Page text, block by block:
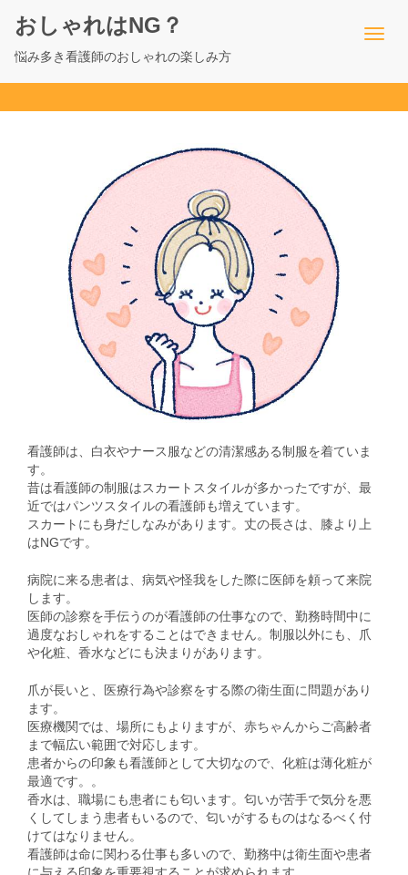
おしゃれはNG？
悩み多き看護師のおしゃれの楽しみ方
看護師は、白衣やナース服などの清潔感ある制服を着ていま
す。
昔は看護師の制服はスカートスタイルが多かったですが、最
近ではパンツスタイルの看護師も増えています。
スカートにも身だしなみがあります。丈の長さは、膝より上
はNGです。
病院に来る患者は、病気や怪我をした際に医師を頼って来院
します。
医師の診察を手伝うのが看護師の仕事なので、勤務時間中に
過度なおしゃれをすることはできません。制服以外にも、爪
や化粧、香水などにも決まりがあります。
爪が長いと、医療行為や診察をする際の衛生面に問題があり
ます。
医療機関では、場所にもよりますが、赤ちゃんからご高齢者
まで幅広い範囲で対応します。
患者からの印象も看護師として大切なので、化粧は薄化粧が
最適です。。
香水は、職場にも患者にも匂います。匂いが苦手で気分を悪
くしてしまう患者もいるので、匂いがするものはなるべく付
けてはなりません。
看護師は命に関わる仕事も多いので、勤務中は衛生面や患者
に与える印象を重要視することが求められます。